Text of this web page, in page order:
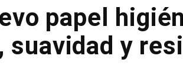
papel
y